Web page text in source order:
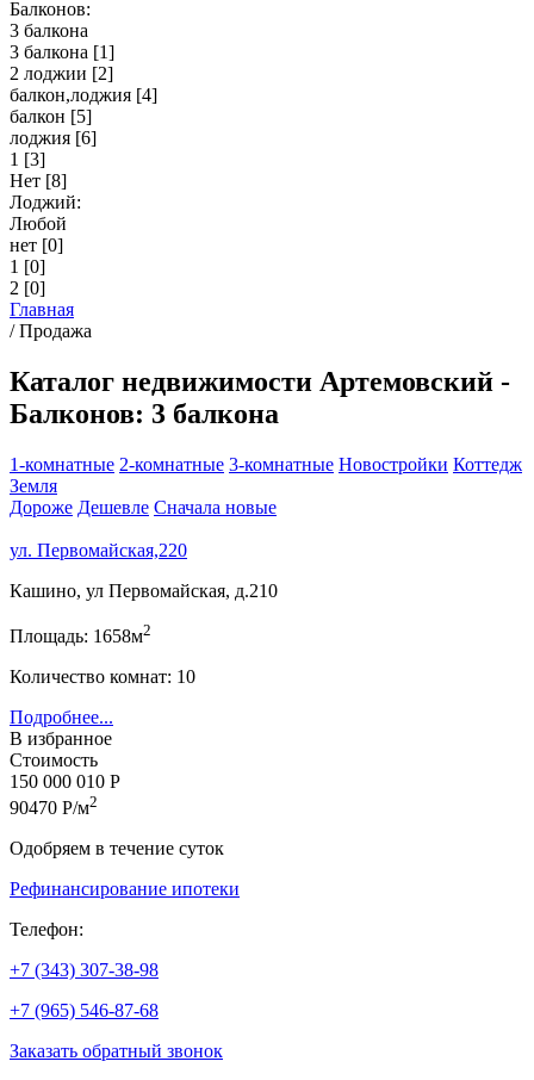
Балконов:
3 балкона
3 балкона [1]
2 лоджии [2]
балкон,лоджия [4]
балкон [5]
лоджия [6]
1 [3]
Нет [8]
Лоджий:
Любой
нет [0]
1 [0]
2 [0]
Главная
/Продажа
Каталог недвижимости Артемовский -
Балконов: 3 балкона
1-комнатные 2-комнатные 3-комнатные Новостройки Коттедж
Земля
Дороже Дешевле Сначала новые
ул. Первомайская,220
Кашино, ул Первомайская, д.210
Площадь: 1658м2
Количество комнат: 10
Подробнее...
В избранное
Стоимость
150 000 010 Р
90470 Р/м2
Одобряем в течение суток
Рефинансирование ипотеки
Телефон:
+7 (343) 307-38-98
+7 (965) 546-87-68
Заказать обратный звонок